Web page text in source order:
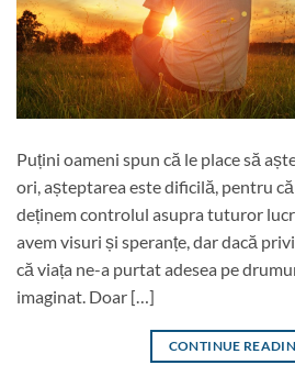
Puțini oameni spun că le place să
ori, așteptarea este dificilă, pentru
deținem controlul asupra tuturor
avem visuri și speranțe, dar dacă
că viața ne-a purtat adesea pe
imaginat. Doar […]
CONTINUE